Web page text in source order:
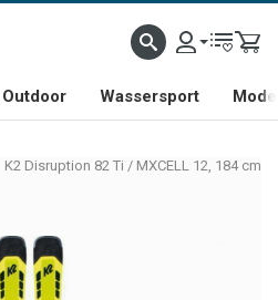
Wassersport
K2 Disruption 82 Ti / MXCELL 12, 184 cm